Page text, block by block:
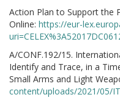
Action Plan to Support the
Online: https://eur-
A/CONF.192/15.
Identify and Trace, in a
Small Arms and Light
content/uploads/2021/05/